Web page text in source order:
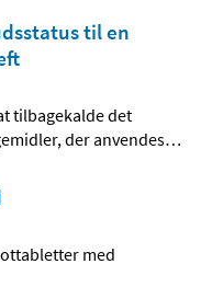
til en
tilbagekalde det
der anvendes…
med